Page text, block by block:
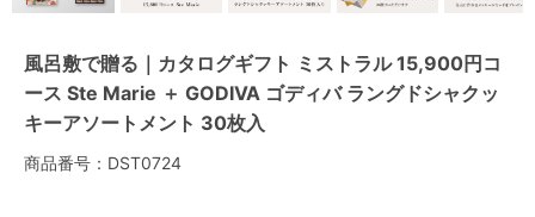
風呂敷で贈る｜カタログギフト ミストラル 15,900円コ
ース Ste Marie ＋ GODIVA ゴディバ ラングドシャクッ
キーアソートメント 30枚入
商品番号：DST0724